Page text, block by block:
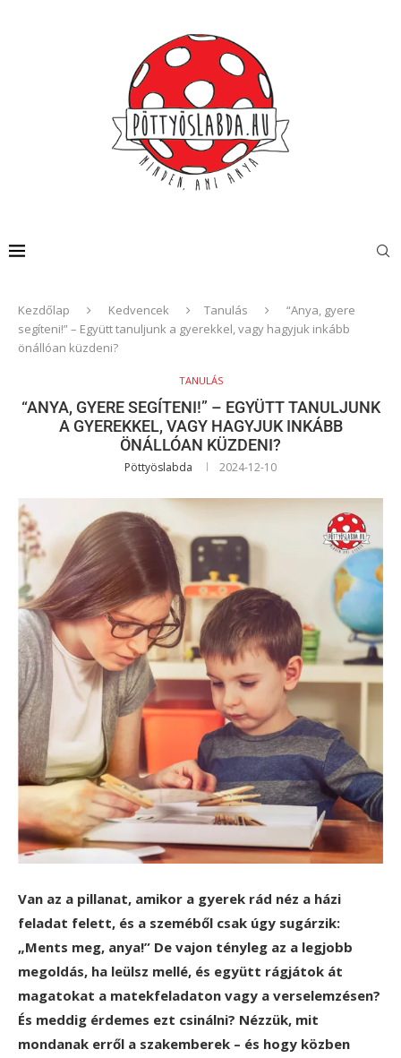
Kezdőlap Kedvencek Tanulás
“Anya, gyere
segíteni!” – Együtt tanuljunk a gyerekkel, vagy hagyjuk inkább
önállóan küzdeni?
TANULÁS
“ANYA, GYERE SEGÍTENI!” – EGYÜTT TANULJUNK
A GYEREKKEL, VAGY HAGYJUK INKÁBB
ÖNÁLLÓAN KÜZDENI?
Pöttyöslabda 2024-12-10
Van az a pillanat, amikor a gyerek rád néz a házi
feladat felett, és a szeméből csak úgy sugárzik:
„Ments meg, anya!” De vajon tényleg az a legjobb
megoldás, ha leülsz mellé, és együtt rágjátok át
magatokat a matekfeladaton vagy a verselemzésen?
És meddig érdemes ezt csinálni? Nézzük, mit
mondanak erről a szakemberek – és hogy közben